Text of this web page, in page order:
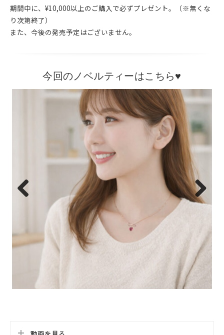
期間中に、¥10,000以上のご購入で必ずプレゼント。（※無くな
り次第終了）
また、今後の発売予定はございません。
今回のノベルティーはこちら♥
Next
動画を見る